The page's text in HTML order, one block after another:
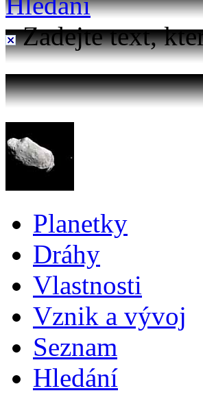
Zadejte text,
Planetky
Dráhy
Vlastnosti
Vznik a vývoj
Seznam
Hledání